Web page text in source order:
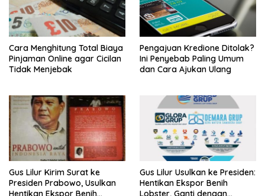
Cara Menghitung Total Biaya
Pinjaman Online agar Cicilan
Tidak Menjebak
Pengajuan Kredione Ditolak?
Ini Penyebab Paling Umum
dan Cara Ajukan Ulang
Gus Lilur Kirim Surat ke
Presiden Prabowo, Usulkan
Hentikan Ekspor Benih
Gus Lilur Usulkan ke Presiden:
Hentikan Ekspor Benih
Lobster, Ganti dengan